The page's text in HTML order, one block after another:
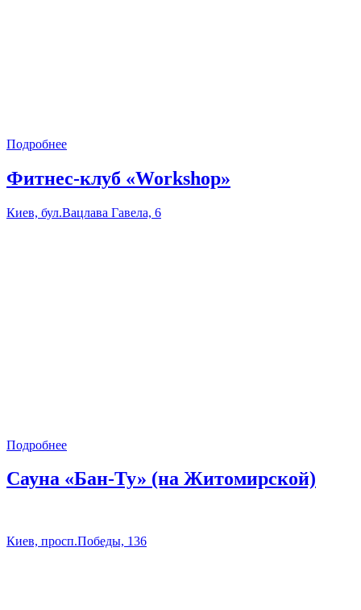
Подробнее
Фитнес-клуб «Workshop»
Киев, бул.Вацлава Гавела, 6
Подробнее
Сауна «Бан-Ту» (на Житомирской)
Киев, просп.Победы, 136